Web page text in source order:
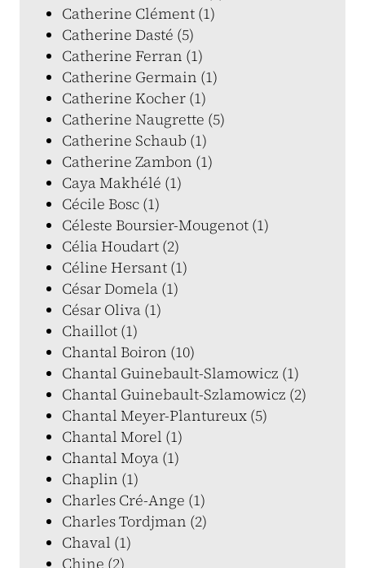
Catherine Clément (1)
Catherine Dasté (5)
Catherine Ferran (1)
Catherine Germain (1)
Catherine Kocher (1)
Catherine Naugrette (5)
Catherine Schaub (1)
Catherine Zambon (1)
Caya Makhélé (1)
Cécile Bosc (1)
Céleste Boursier-Mougenot (1)
Célia Houdart (2)
Céline Hersant (1)
César Domela (1)
César Oliva (1)
Chaillot (1)
Chantal Boiron (10)
Chantal Guinebault-Slamowicz (1)
Chantal Guinebault-Szlamowicz (2)
Chantal Meyer-Plantureux (5)
Chantal Morel (1)
Chantal Moya (1)
Chaplin (1)
Charles Cré-Ange (1)
Charles Tordjman (2)
Chaval (1)
Chine (2)